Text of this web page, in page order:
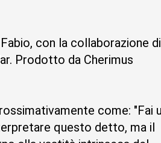
con la collaborazione di
Prodotto da Cherimus
questo detto, ma il